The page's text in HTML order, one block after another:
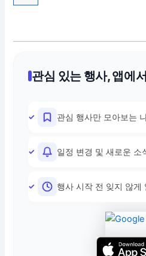
관심 있는 행사, 앱에
관심 행사만 모아보는
일정 변경 및 새로운 소
행사 시작 전 잊지 않게